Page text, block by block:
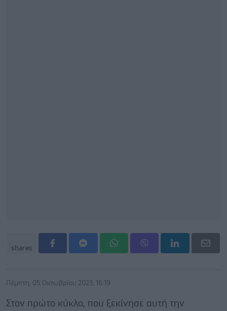
shares
Πέμπτη, 05 Οκτωβρίου 2023, 16:19
Στον πρώτο κύκλο, που ξεκίνησε αυτή την